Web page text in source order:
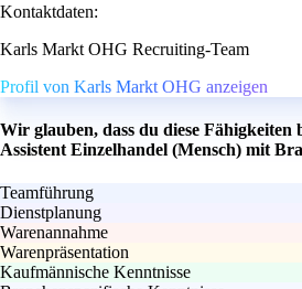
Kontaktdaten:
Karls Markt OHG Recruiting-Team
Profil von Karls Markt OHG anzeigen
Wir glauben, dass du diese Fähigkeiten
Assistent Einzelhandel (Mensch) mit
Teamführung
Dienstplanung
Warenannahme
Warenpräsentation
Kaufmännische Kenntnisse